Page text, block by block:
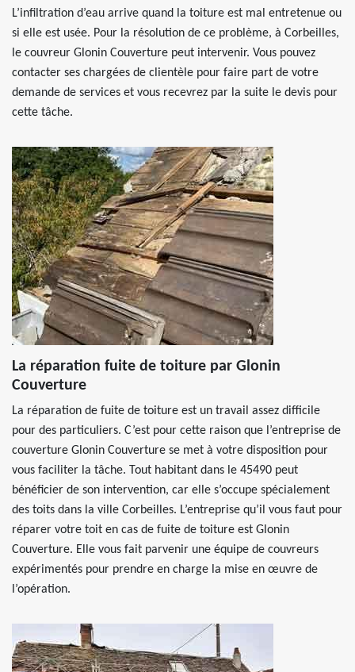
L’infiltration d’eau arrive quand la toiture est mal entretenue ou
si elle est usée. Pour la résolution de ce problème, à Corbeilles,
le couvreur Glonin Couverture peut intervenir. Vous pouvez
contacter ses chargées de clientèle pour faire part de votre
demande de services et vous recevrez par la suite le devis pour
cette tâche.
La réparation fuite de toiture par Glonin
Couverture
La réparation de fuite de toiture est un travail assez difficile
pour des particuliers. C’est pour cette raison que l’entreprise de
couverture Glonin Couverture se met à votre disposition pour
vous faciliter la tâche. Tout habitant dans le 45490 peut
bénéficier de son intervention, car elle s’occupe spécialement
des toits dans la ville Corbeilles. L’entreprise qu’il vous faut pour
réparer votre toit en cas de fuite de toiture est Glonin
Couverture. Elle vous fait parvenir une équipe de couvreurs
expérimentés pour prendre en charge la mise en œuvre de
l’opération.